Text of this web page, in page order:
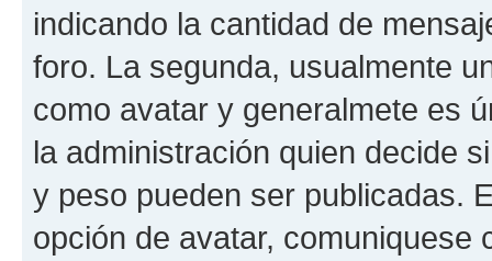
indicando la cantidad de
foro. La segunda, usualmente
como avatar y generalmete es
la administración quien decide
y peso pueden ser publicadas.
opción de avatar, comuniquese